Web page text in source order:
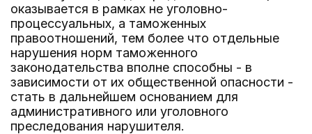
оказывается в рамках не уголовно-
процессуальных, а таможенных
правоотношений, тем более что отдельные
нарушения норм таможенного
законодательства вполне способны - в
зависимости от их общественной опасности -
стать в дальнейшем основанием для
административного или уголовного
преследования нарушителя.